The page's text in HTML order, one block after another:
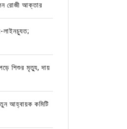
রোজী আক্তার
লাইনচ্যুত;
শিশুর মৃত্যু, দায়
আহ্বায়ক কমিটি